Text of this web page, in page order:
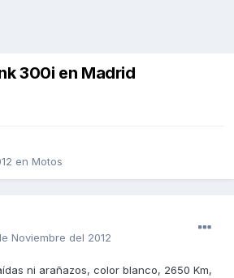
300i en Madrid
en Motos
Noviembre del 2012
ni arañazos, color blanco, 2650 Km,